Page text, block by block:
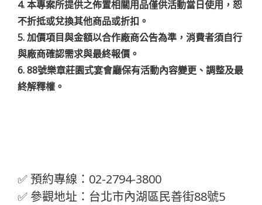
4. 本專案所提供之佈置相關用品僅供活動當日使用，恕
不折抵或兌換其他商品或折扣。
5. 加價項目與金額以合作廠商公告為準，消費者須自行
與廠商確認需求與最終報價。
6. 88號樂章莊園式宴會廳保有活動內容變更、調整及最
終解釋權。
✅ 預約專線：02-2794-3800
✅ 參觀地址：台北市內湖區民善街88號5